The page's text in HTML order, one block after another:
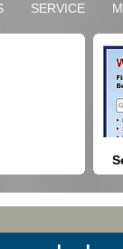
SERVICE